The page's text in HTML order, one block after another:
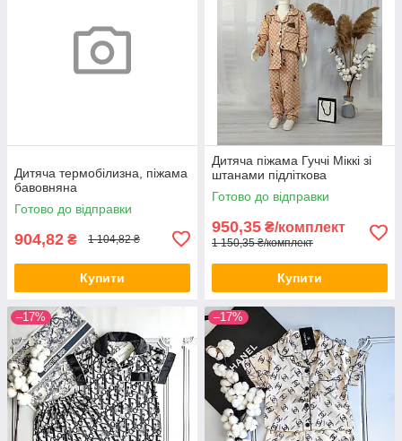
Дитяча термобілизна, піжама
бавовняна
Готово до відправки
904,82 ₴ 1 104,82 ₴
Купити
Дитяча піжама Гуччі Міккі зі
штанами підліткова
Готово до відправки
950,35 ₴/комплект
1 150,35 ₴/комплект
Купити
–17% –17%